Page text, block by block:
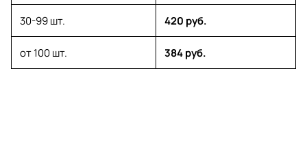
30-99 шт. 420 руб.
от 100 шт. 384 руб.